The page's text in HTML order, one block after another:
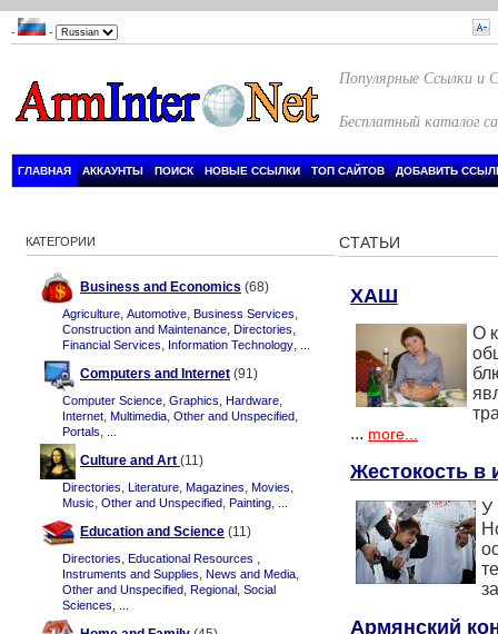
- -
Популярные Ссылки и
Бесплатный каталог
ГЛАВНАЯ АККАУНТЫ ПОИСК НОВЫЕ ССЫЛКИ ТОП САЙТОВ ДОБАВИТЬ
КАТЕГОРИИ
Business and Economics (68)
Agriculture, Automotive, Business Services,
Construction and Maintenance, Directories,
Financial Services, Information Technology,
Computers and Internet (91)
Computer Science, Graphics, Hardware,
Internet, Multimedia, Other and Unspecified,
Portals,
Culture and Art (11)
Directories, Literature, Magazines, Movies,
Music, Other and Unspecified, Painting,
Education and Science (11)
Directories, Educational Resources ,
Instruments and Supplies, News and Media,
Other and Unspecified, Regional, Social
Sciences,
СТАТЬИ
ХАШ
О
... more...
Жестокость в
У
Армянский